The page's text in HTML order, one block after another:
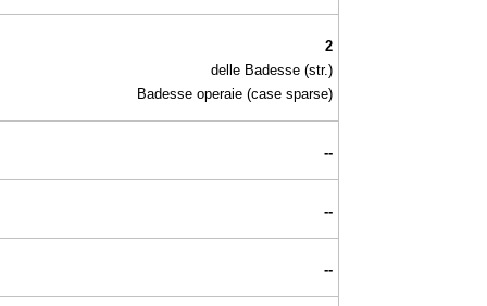
2
delle Badesse (str.)
Badesse operaie (case sparse)
--
--
--